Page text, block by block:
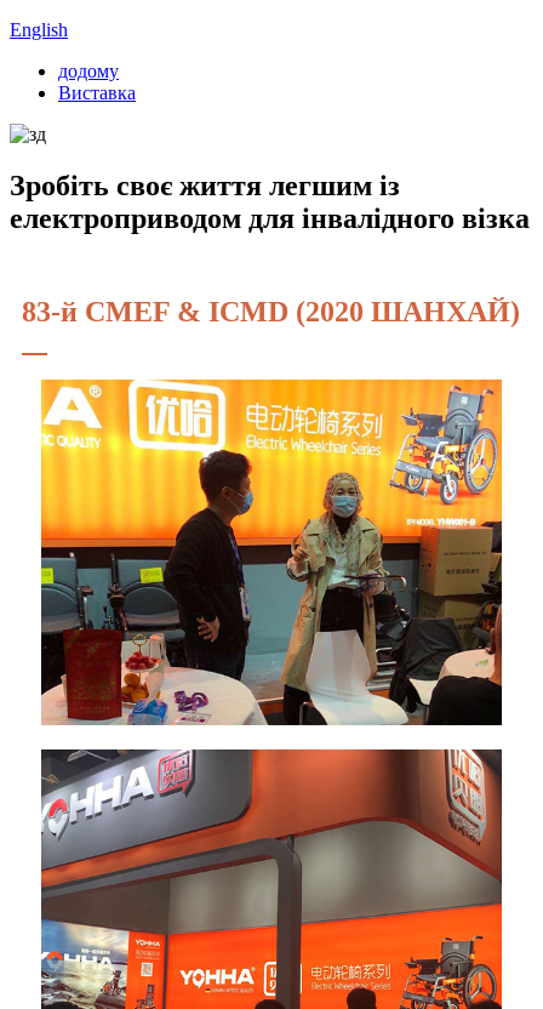
English
додому
Виставка
Зробіть своє життя легшим із
електроприводом для інвалідного візка
83-й CMEF & ICMD (2020 ШАНХАЙ)